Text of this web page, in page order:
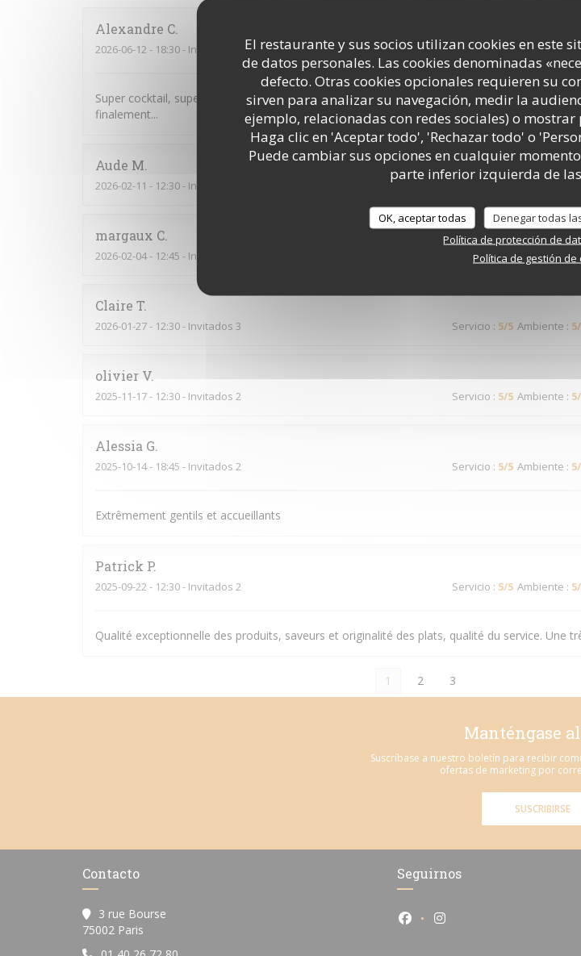
El restaurante y sus socios utilizan cookies en este
de datos personales. Las cookies denominadas
defecto. Otras cookies opcionales requieren su
sirven para analizar su navegación, medir la
ejemplo, relacionadas con redes sociales) o
Haga clic en 'Aceptar todo', 'Rechazar todo' o
Puede cambiar sus opciones en cualquier
parte inferior izquierda de
OK, aceptar todas Denegar todas
Política de protección de
Política de gestión de
Alexandre C
2026-06-12 - 18:30 - Invitados 18 Servicio: 5/5 Ambiente :5
Super cocktail, super service. Je pensais que nous serions plus nombreux, mon pot de
finalement...
Aude M
2026-02-11 - 12:30 - Invitados 7 :
margaux C
2026-02-04- 12:45 - Invitados 2 Servicio:5/5 Ambiente :5
Claire T
2026-01-27- 12:30 - Invitados 3 Servicio : 5/5 Ambiente : 5
olivier V
2025-11-17- 12:30 - Invitados 2 Servicio : 5/5 Ambiente : 5
Alessia G
2025-10-14- 18:45 - Invitados 2 Servicio : 5/5 Ambiente : 5
Extrêmement gentils et accueillants
Patrick P
2025-09-22 - 12:30 - Invitados 2 Servicio : 5/5 Ambiente : 5
Qualité exceptionnelle des produits, saveurs et originalité des plats, qualité du service. Une
1 2 3
Manténgase
Suscríbase a nuestro boletín para recibir
ofertas de marketing por
SUSCRIBIRSE
Contacto
3 rue Bourse
75002 Paris
Seguirnos
Facebook ((abre en una
Instagram ((abre en